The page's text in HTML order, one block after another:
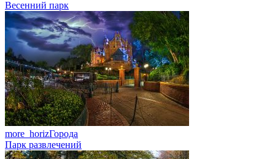
Весенний парк
more_horizГорода
Парк развлечений